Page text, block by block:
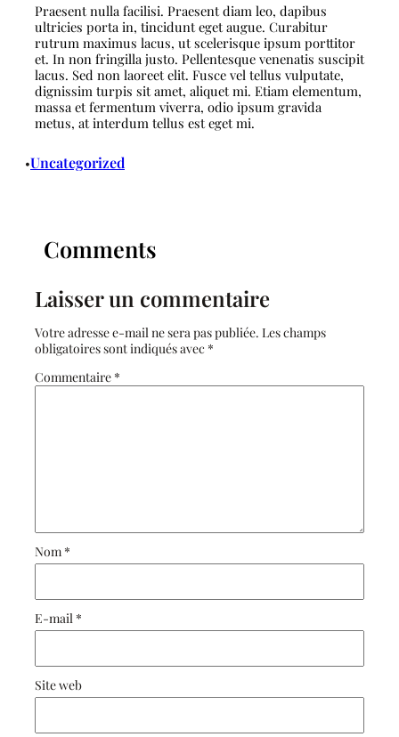
Praesent nulla facilisi. Praesent diam leo, dapibus
ultricies porta in, tincidunt eget augue. Curabitur
rutrum maximus lacus, ut scelerisque ipsum porttitor
et. In non fringilla justo. Pellentesque venenatis suscipit
lacus. Sed non laoreet elit. Fusce vel tellus vulputate,
dignissim turpis sit amet, aliquet mi. Etiam elementum,
massa et fermentum viverra, odio ipsum gravida
metus, at interdum tellus est eget mi.
•Uncategorized
Comments
Laisser un commentaire
Votre adresse e-mail ne sera pas publiée. Les champs
obligatoires sont indiqués avec *
Commentaire *
Nom *
E-mail *
Site web